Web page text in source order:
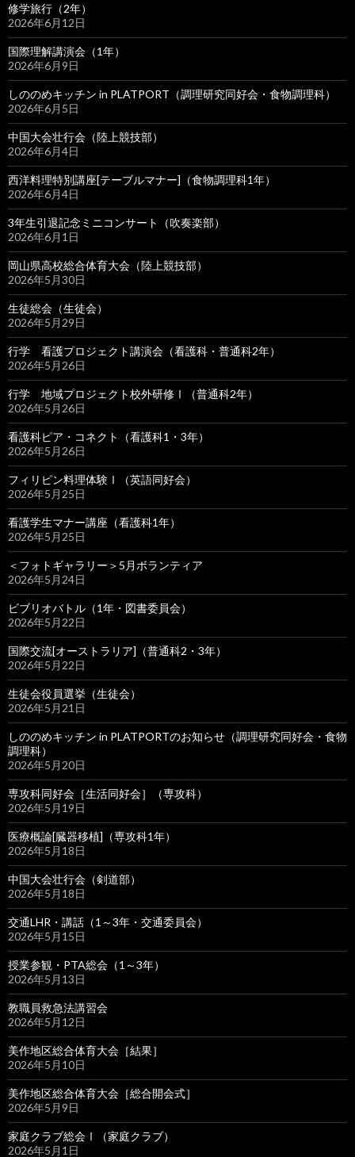
修学旅行（2年）
2026年6月12日
国際理解講演会（1年）
2026年6月9日
しののめキッチン in PLATPORT（調理研究同好会・食物調理科）
2026年6月5日
中国大会壮行会（陸上競技部）
2026年6月4日
西洋料理特別講座[テーブルマナー]（食物調理科1年）
2026年6月4日
3年生引退記念ミニコンサート（吹奏楽部）
2026年6月1日
岡山県高校総合体育大会（陸上競技部）
2026年5月30日
生徒総会（生徒会）
2026年5月29日
行学 看護プロジェクト講演会（看護科・普通科2年）
2026年5月26日
行学 地域プロジェクト校外研修Ⅰ（普通科2年）
2026年5月26日
看護科ピア・コネクト（看護科1・3年）
2026年5月26日
フィリピン料理体験Ⅰ（英語同好会）
2026年5月25日
看護学生マナー講座（看護科1年）
2026年5月25日
＜フォトギャラリー＞5月ボランティア
2026年5月24日
ビブリオバトル（1年・図書委員会）
2026年5月22日
国際交流[オーストラリア]（普通科2・3年）
2026年5月22日
生徒会役員選挙（生徒会）
2026年5月21日
しののめキッチン in PLATPORTのお知らせ（調理研究同好会・食物
調理科）
2026年5月20日
専攻科同好会［生活同好会］（専攻科）
2026年5月19日
医療概論[臓器移植]（専攻科1年）
2026年5月18日
中国大会壮行会（剣道部）
2026年5月18日
交通LHR・講話（1～3年・交通委員会）
2026年5月15日
授業参観・PTA総会（1～3年）
2026年5月13日
教職員救急法講習会
2026年5月12日
美作地区総合体育大会［結果］
2026年5月10日
美作地区総合体育大会［総合開会式］
2026年5月9日
家庭クラブ総会Ⅰ（家庭クラブ）
2026年5月1日